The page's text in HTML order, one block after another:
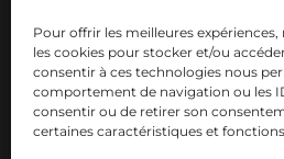
Pour offrir les meilleures
les cookies pour stocker et/ou
consentir à ces technologies nous
comportement de navigation ou les
consentir ou de retirer son
certaines caractéristiques et
votre réussite
des solutions adaptées.